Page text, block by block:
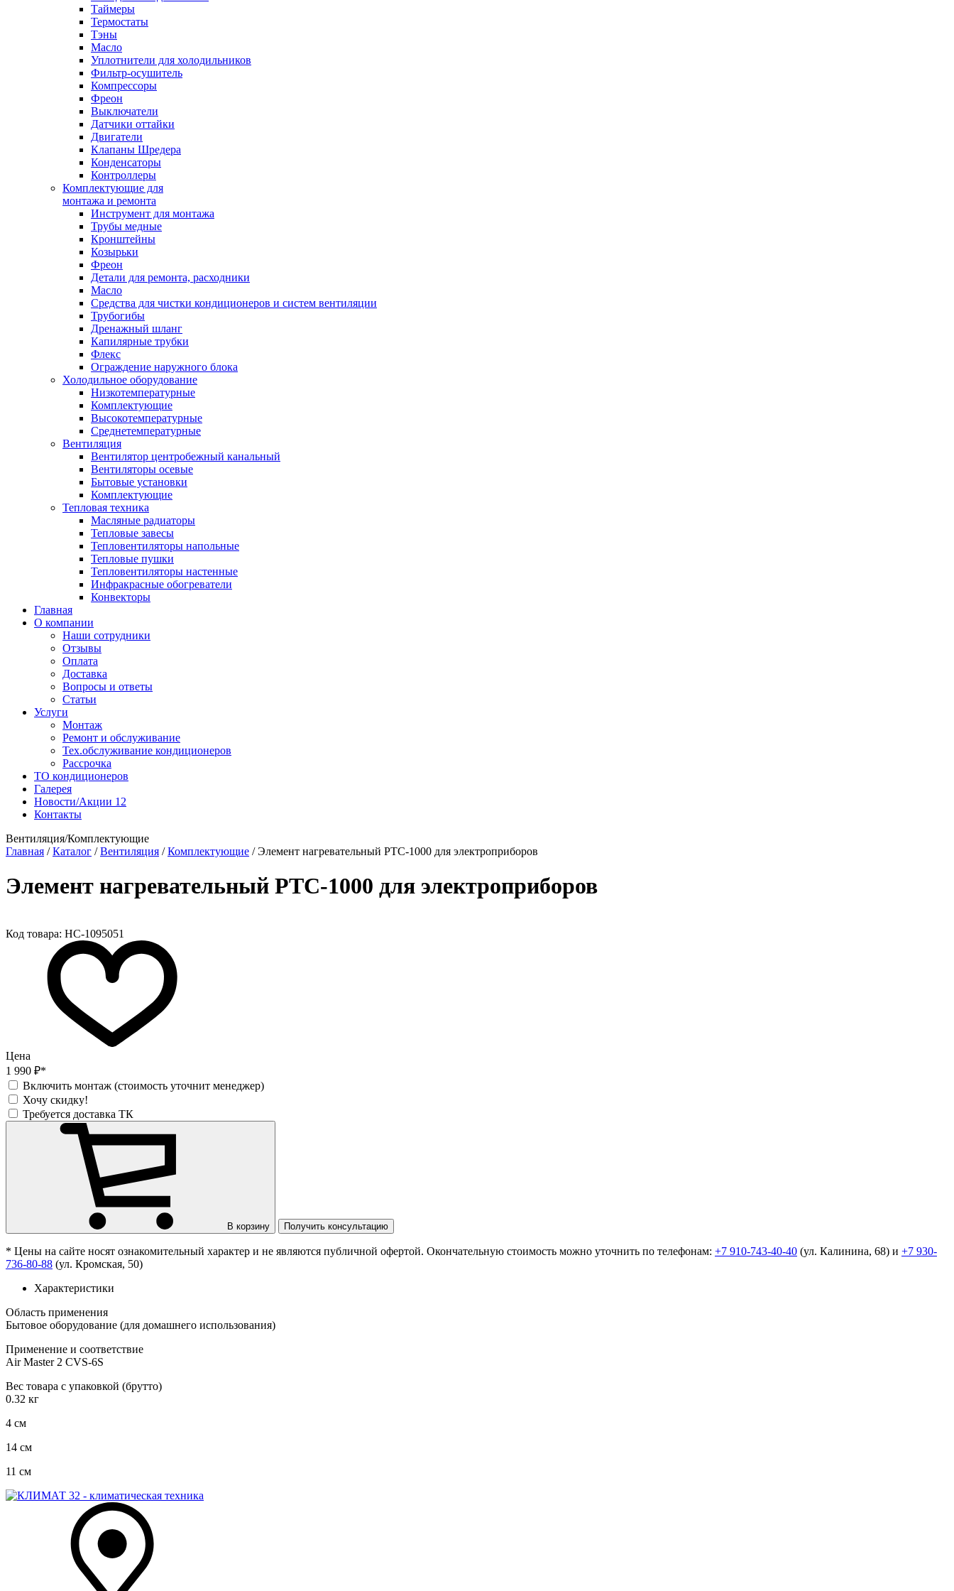
Таймеры
Термостаты
Тэны
Масло
Уплотнители для холодильников
Фильтр-осушитель
Компрессоры
Фреон
Выключатели
Датчики оттайки
Двигатели
Клапаны Шредера
Конденсаторы
Контроллеры
Комплектующие для
монтажа и ремонта
Инструмент для монтажа
Трубы медные
Кронштейны
Козырьки
Фреон
Детали для ремонта, расходники
Масло
Средства для чистки кондиционеров и систем вентиляции
Трубогибы
Дренажный шланг
Капилярные трубки
Флекс
Ограждение наружного блока
Холодильное оборудование
Низкотемпературные
Комплектующие
Высокотемпературные
Среднетемпературные
Вентиляция
Вентилятор центробежный канальный
Вентиляторы осевые
Бытовые установки
Комплектующие
Тепловая техника
Масляные радиаторы
Тепловые завесы
Тепловентиляторы напольные
Тепловые пушки
Тепловентиляторы настенные
Инфракрасные обогреватели
Конвекторы
Главная
О компании
Наши сотрудники
Отзывы
Оплата
Доставка
Вопросы и ответы
Статьи
Услуги
Монтаж
Ремонт и обслуживание
Тех.обслуживание кондиционеров
Рассрочка
ТО кондиционеров
Галерея
Новости/Акции 12
Контакты
Вентиляция/Комплектующие
Главная /Каталог /Вентиляция /Комплектующие /Элемент нагревательный PTC-1000 для электроприборов
Элемент нагревательный PTC-1000 для электроприборов
Код товара: НС-1095051
Цена
1 990 ₽*
Включить монтаж (стоимость уточнит менеджер)
Хочу скидку!
Требуется доставка ТК
В корзину Получить консультацию
* Цены на сайте носят ознакомительный характер и не являются публичной офертой. Окончательную стоимость можно уточнить по телефонам: +7 910-743-40-40 (ул. Калинина, 68) и +7 930-
736-80-88 (ул. Кромская, 50)
Характеристики
Область применения
Бытовое оборудование (для домашнего использования)
Применение и соответствие
Air Master 2 CVS-6S
Вес товара с упаковкой (брутто)
0.32 кг
4 см
14 см
11 см